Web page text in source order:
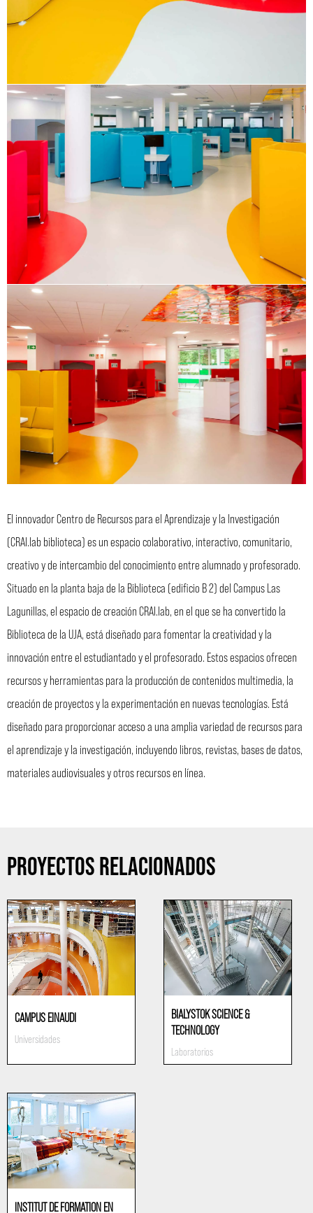
El innovador Centro de Recursos para el Aprendizaje y la Investigación
(CRAI.lab biblioteca) es un espacio colaborativo, interactivo, comunitario,
creativo y de intercambio del conocimiento entre alumnado y profesorado.
Situado en la planta baja de la Biblioteca (edificio B 2) del Campus Las
Lagunillas, el espacio de creación CRAI.lab, en el que se ha convertido la
Biblioteca de la UJA, está diseñado para fomentar la creatividad y la
innovación entre el estudiantado y el profesorado. Estos espacios ofrecen
recursos y herramientas para la producción de contenidos multimedia, la
creación de proyectos y la experimentación en nuevas tecnologías. Está
diseñado para proporcionar acceso a una amplia variedad de recursos para
el aprendizaje y la investigación, incluyendo libros, revistas, bases de datos,
materiales audiovisuales y otros recursos en línea.
PROYECTOS RELACIONADOS
CAMPUS EINAUDI
Universidades
BIALYSTOK SCIENCE &
TECHNOLOGY
Laboratorios
INSTITUT DE FORMATION EN